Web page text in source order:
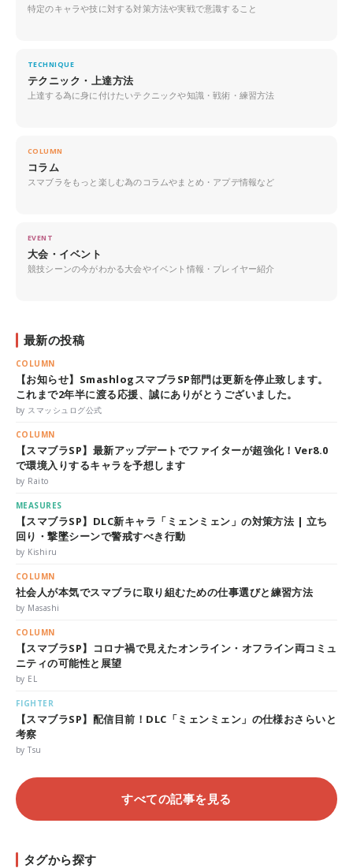
特定のキャラや技に対する対策方法や実戦で意識すること
TECHNIQUE
テクニック・上達方法
上達する為に身に付けたいテクニックや知識・戦術・練習方法
COLUMN
コラム
スマブラをもっと楽しむ為のコラムやまとめ・アプデ情報など
EVENT
大会・イベント
競技シーンの今がわかる大会やイベント情報・プレイヤー紹介
最新の投稿
COLUMN
【お知らせ】SmashlogスマブラSP部門は更新を停止致します。
これまで2年半に渡る応援、誠にありがとうございました。
by スマッシュログ公式
COLUMN
【スマブラSP】最新アップデートでファイターが超強化！Ver8.0
で環境入りするキャラを予想します
by Raito
MEASURES
【スマブラSP】DLC新キャラ「ミェンミェン」の対策方法 | 立ち
回り・撃墜シーンで警戒すべき行動
by Kishiru
COLUMN
社会人が本気でスマブラに取り組むための仕事選びと練習方法
by Masashi
COLUMN
【スマブラSP】コロナ禍で見えたオンライン・オフライン両コミュ
ニティの可能性と展望
by EL
FIGHTER
【スマブラSP】配信目前！DLC「ミェンミェン」の仕様おさらいと
考察
by Tsu
すべての記事を見る
タグから探す